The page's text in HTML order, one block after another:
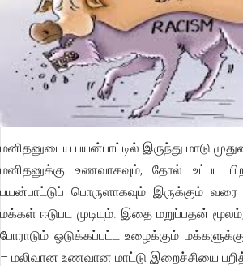
மனிதனுடைய பயன்பாட்டில் இருந்து மாடு
மனிதனுக்கு உணவாகவும், தோல் உட்பட
பயன்பாட்டுப் பொருளாகவும் இருக்கும் வரை
மக்கள் ஈடுபட முடியும். இதை மறுப்பதன்
போராடும் ஒடுக்கப்பட்ட உழைக்கும்
– மலிவான உணவான மாட்டு இறைச்சியை